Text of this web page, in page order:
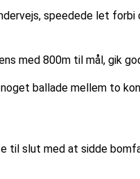
speedede let forbi
med 800m til mål, gik
ballade mellem to
til slut med at sidde